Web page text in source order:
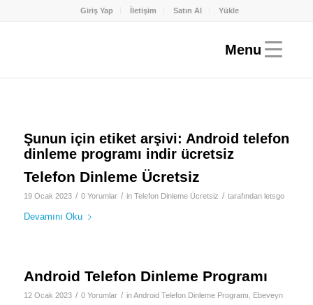
Giriş Yap İletişim Satın Al Yükle
Şunun için etiket arşivi: Android telefon
dinleme programı indir ücretsiz
Telefon Dinleme Ücretsiz
19 Ocak 2023 / 0 Yorumlar / in Telefon Dinleme Ücretsiz / tarafından letsgo
Devamını Oku
Android Telefon Dinleme Programı
12 Ocak 2023 / 0 Yorumlar / inAndroid Telefon Dinleme Programı
Ebeveyn